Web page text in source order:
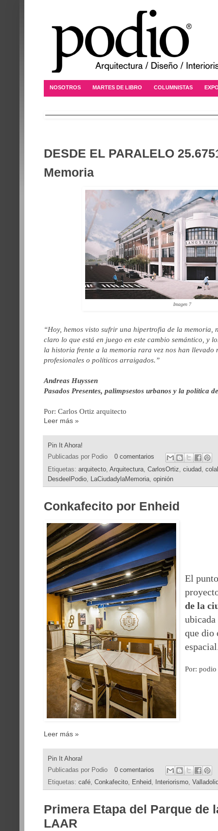
NOSOTROS MARTES DE LIBRO COLUMNISTAS
DESDE EL PARALELO
Memoria
Imagen 7
“Hoy, hemos visto sufrir una hipertrofia de la memoria,
claro lo que está en juego en este cambio semántico, y
la historia frente a la memoria rara vez nos han llevado
profesionales o políticos arraigados.”
Andreas Huyssen
Pasados Presentes, palimpsestos urbanos y la política
Por: Carlos Ortiz arquitecto
Leer más »
Pin It Ahora!
Publicadas por Podio
0 comentarios
Etiquetas: arquitecto Arquitectura CarlosOrtiz ciudad
DesdeelPodio
LaCiudadylaMemoria opinión
Conkafecito por Enheid
El
de la
ubicada
que dio
Por:
Leer más »
Pin It Ahora!
Publicadas por Podio
0 comentarios
Etiquetas: café, Conkafecito, Enheid, Interiorismo,
Primera Etapa del Parque de
LAAR